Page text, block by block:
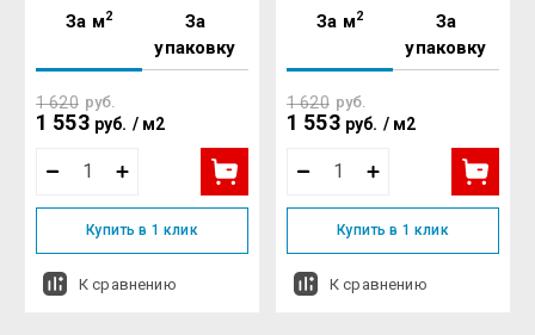
За м2
За
упаковку
1 620 руб.
1 553 руб. / м2
Купить в 1 клик
К сравнению
За м2
За
упаковку
1 620 руб.
1 553 руб. / м2
Купить в 1 клик
К сравнению